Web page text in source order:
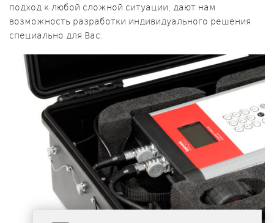
подход к любой сложной ситуации, дают нам
возможность разработки индивидуального решения
специально для Вас.